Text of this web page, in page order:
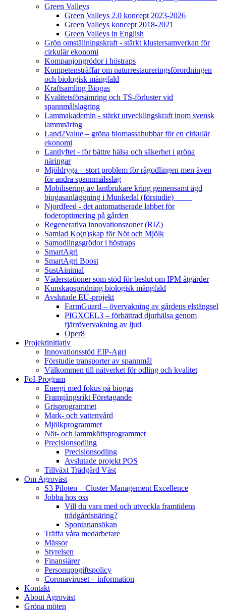
Green Valleys
Green Valleys 2.0 koncept 2023-2026
Green Valleys koncept 2018-2021
Green Valleys in English
Grön omställningskraft - stärkt klustersamverkan för
cirkulär ekonomi
Kompanjongrödor i höstraps
Kompetensträffar om naturrestaureringsförordningen
och biologisk mångfald
Kraftsamling Biogas
Kvalitetsförsämring och TS-förluster vid
spannmålslagring
Lammakademin - stärkt utvecklingskraft inom svensk
lammnäring
Land2Value – gröna biomassahubbar för en cirkulär
ekonomi
Lantlyftet - för bättre hälsa och säkerhet i gröna
näringar
Mjöldryga – stort problem för rågodlingen men även
för andra spannmålsslag
Mobilisering av lantbrukare kring gemensamt ägd
biogasanläggning i Munkedal (förstudie)
Njordfeed - det automatiserade labbet för
foderoptimering på gården
Regenerativa innovationszoner (RIZ)
Samlad Ko(n)skap för Nöt och Mjölk
Samodlingsgrödor i höstraps
SmartAgri
SmartAgri Boost
SustAinimal
Väderstationer som stöd för beslut om IPM åtgärder
Kunskapspridning biologisk mångfald
Avslutade EU-projekt
FarmGuard – övervakning av gårdens elstängsel
PIGXCEL3 – förbättrad djurhälsa genom
fjärrövervakning av ljud
Oper8
Projektinitiativ
Innovationsstöd EIP-Agri
Förstudie transporter av spannmål
Välkommen till nätverket för odling och kvalitet
FoI-Program
Energi med fokus på biogas
Framgångsrikt Företagande
Grisprogrammet
Mark- och vattenvård
Mjölkprogrammet
Nöt- och lammköttsprogrammet
Precisionsodling
Precisionsodling
Avslutade projekt POS
Tillväxt Trädgård Väst
Om Agroväst
S3 Piloten – Cluster Management Excellence
Jobba hos oss
Vill du vara med och utveckla framtidens
trädgårdsnäring?
Spontanansökan
Träffa våra medarbetare
Mässor
Styrelsen
Finansiärer
Personuppgiftspolicy
Coronaviruset – information
Kontakt
About Agroväst
Gröna möten